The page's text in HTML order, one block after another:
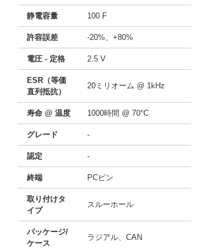
静電容量 100 F
許容誤差 -20%、+80%
電圧 - 定格 2.5 V
ESR（等価
直列抵抗）
20ミリオーム @ 1kHz
寿命 @ 温度 1000時間 @ 70°C
グレード -
認定 -
終端 PCピン
取り付けタ
イプ
スルーホール
パッケージ/
ケース
ラジアル、CAN